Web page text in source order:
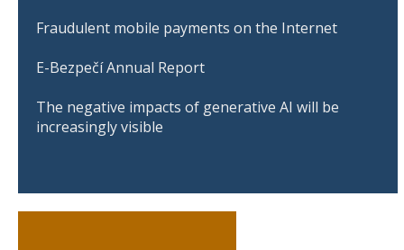
Fraudulent mobile payments on the Internet
E-Bezpečí Annual Report
The negative impacts of generative AI will be
increasingly visible